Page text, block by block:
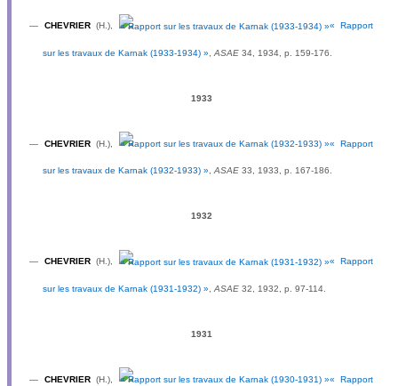
— CHEVRIER(H.), « Rapport
sur les travaux de Karnak (1933-1934) » ASAE 34, 1934, p. 159-176.
1933
— CHEVRIER(H.), « Rapport
sur les travaux de Karnak (1932-1933) » ASAE 33, 1933, p. 167-186.
1932
— CHEVRIER(H.), « Rapport
sur les travaux de Karnak (1931-1932) » ASAE 32, 1932, p. 97-114.
1931
— CHEVRIER(H.), « Rapport